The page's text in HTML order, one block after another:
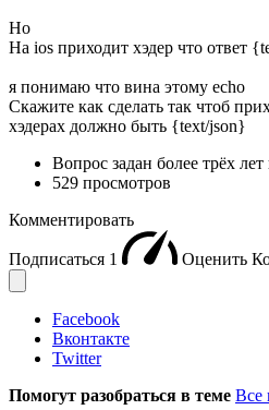
Но
На ios приходит хэдер что ответ
я понимаю что вина этому echo
Скажите как сделать так чтоб
хэдерах должно быть {text/json}
Вопрос задан более трёх лет
529 просмотров
Комментировать
Подписаться 1 Оценить
Facebook
Вконтакте
Twitter
Помогут разобраться в теме Все